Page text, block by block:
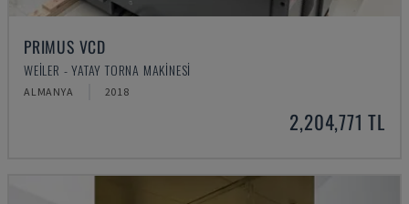
PRIMUS VCD
WEILER - YATAY TORNA MAKINESI
ALMANYA 2018
2,204,771 TL